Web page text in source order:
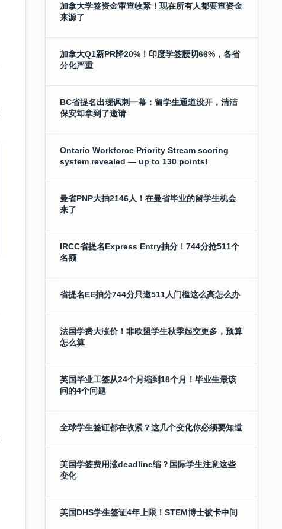
加拿大学签资金审查收紧！现在所有人都要查资金
来源了
加拿大Q1新PR降20%！印度学签腰切66%，各省
分化严重
BC省提名出现讽刺一幕：留学生通道没开，清洁
保安却拿到了邀请
Ontario Workforce Priority Stream scoring
system revealed — up to 130 points!
曼省PNP大抽2146人！在曼省毕业的留学生机会
来了
IRCC省提名Express Entry抽分！744分抢511个
名额
省提名EE抽分744分只邀511人门槛这么高怎么办
法国学费大涨价！非欧盟学生秋季起交更多，预算
怎么算
英国毕业工签从24个月缩到18个月！毕业生最该
问的4个问题
全球学生签证都在收紧？这几个变化你必须要知道
美国学签费用涨deadline缩？国际学生注意这些
变化
美国DHS学生签证4年上限！STEM博士被卡中间